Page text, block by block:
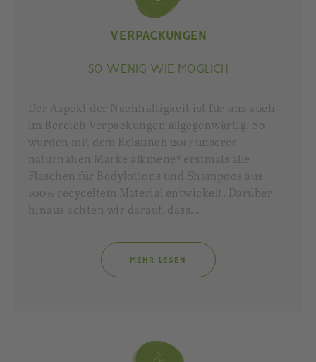
VERPACKUNGEN
SO WENIG WIE MÖGLICH
Der Aspekt der Nachhaltigkeit ist für uns auch
im Bereich Verpackungen allgegenwärtig. So
wurden mit dem Relaunch 2017 unserer
naturnahen Marke alkmene® erstmals alle
Flaschen für Bodylotions und Shampoos aus
100% recyceltem Material entwickelt. Darüber
hinaus achten wir darauf, dass…
MEHR LESEN